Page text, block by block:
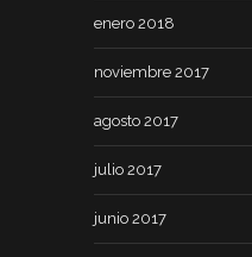
enero 2018
noviembre 2017
agosto 2017
julio 2017
junio 2017